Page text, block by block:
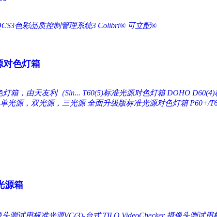
色彩品质控制管理系统3 Colibri® 可立配®
对色灯箱
箱，由天友利（Sin... T60(5)标准光源对色灯箱 DOHO
源，双光源，三光源 全面升级版标准光源对色灯箱 P60+/
源箱
测试用标准光源VC(3)-台式 TILO VideoChecker 摄像头测试用